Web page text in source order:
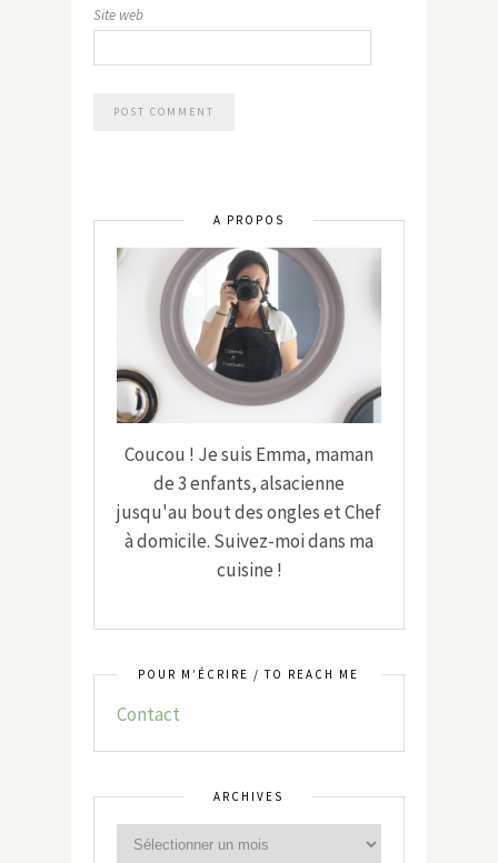
Site web
A PROPOS
Coucou ! Je suis Emma, maman
de 3 enfants, alsacienne
jusqu'au bout des ongles et Chef
à domicile. Suivez-moi dans ma
cuisine !
POUR M’ÉCRIRE / TO REACH ME
Contact
ARCHIVES